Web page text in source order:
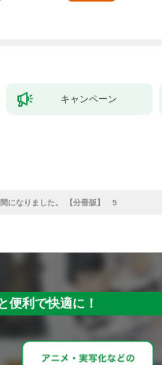
キャンペーン
になりました。 【分冊版】 5
便利で快適に！